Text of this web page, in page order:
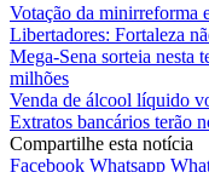
Votação da minirreforma
Libertadores: Fortaleza
Mega-Sena sorteia nesta
milhões
Venda de álcool líquido
Extratos bancários terão
Compartilhe esta notícia
Facebook Whatsapp